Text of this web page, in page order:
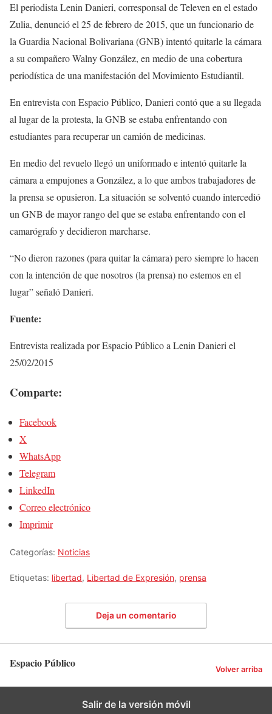
El periodista Lenin Danieri, corresponsal de Televen en el estado
Zulia, denunció el 25 de febrero de 2015, que un funcionario de
la Guardia Nacional Bolivariana (GNB) intentó quitarle la cámara
a su compañero Walny González, en medio de una cobertura
periodística de una manifestación del Movimiento Estudiantil.
En entrevista con Espacio Público, Danieri contó que a su llegada
al lugar de la protesta, la GNB se estaba enfrentando con
estudiantes para recuperar un camión de medicinas.
En medio del revuelo llegó un uniformado e intentó quitarle la
cámara a empujones a González, a lo que ambos trabajadores de
la prensa se opusieron. La situación se solventó cuando intercedió
un GNB de mayor rango del que se estaba enfrentando con el
camarógrafo y decidieron marcharse.
“No dieron razones (para quitar la cámara) pero siempre lo hacen
con la intención de que nosotros (la prensa) no estemos en el
lugar” señaló Danieri.
Fuente:
Entrevista realizada por Espacio Público a Lenin Danieri el
25/02/2015
Comparte:
Facebook
X
WhatsApp
Telegram
LinkedIn
Correo electrónico
Imprimir
Categorías: Noticias
Etiquetas: libertad, Libertad de Expresión, prensa
Deja un comentario
Espacio Público Volver arriba
Salir de la versión móvil